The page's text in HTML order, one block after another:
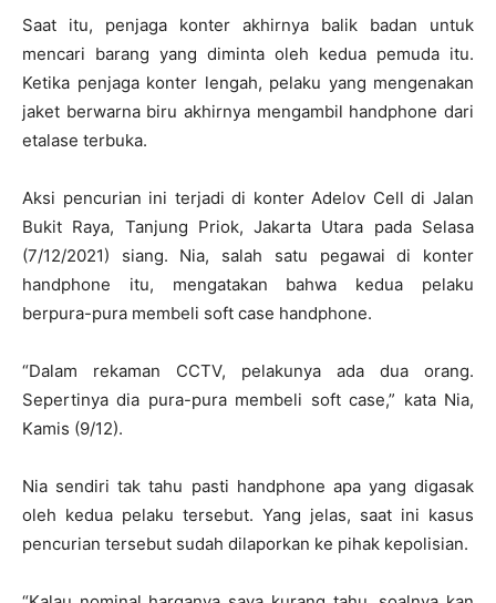
Saat itu, penjaga konter akhirnya balik badan untuk
mencari barang yang diminta oleh kedua pemuda itu.
Ketika penjaga konter lengah, pelaku yang mengenakan
jaket berwarna biru akhirnya mengambil handphone dari
etalase terbuka.
Aksi pencurian ini terjadi di konter Adelov Cell di Jalan
Bukit Raya, Tanjung Priok, Jakarta Utara pada Selasa
(7/12/2021) siang. Nia, salah satu pegawai di konter
handphone itu, mengatakan bahwa kedua pelaku
berpura-pura membeli soft case handphone.
“Dalam rekaman CCTV, pelakunya ada dua orang.
Sepertinya dia pura-pura membeli soft case,” kata Nia,
Kamis (9/12).
Nia sendiri tak tahu pasti handphone apa yang digasak
oleh kedua pelaku tersebut. Yang jelas, saat ini kasus
pencurian tersebut sudah dilaporkan ke pihak kepolisian.